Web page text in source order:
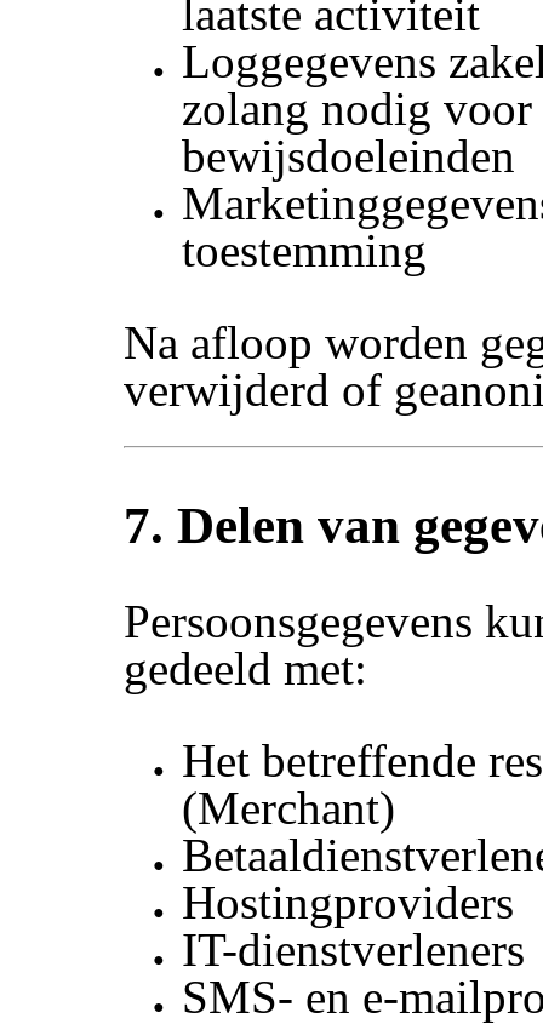
laatste activiteit
Loggegevens
zolang nodig voor
bewijsdoeleinden
toestemming
Na afloop worden
verwijderd of
7. Delen van
Persoonsgegevens
gedeeld met:
Het betreffende
(Merchant)
Hostingproviders
IT-dienstverleners
SMS- en e-